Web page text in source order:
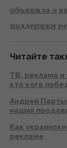
объявила о
поддержки
Читайте
ТВ, реклама и
кто кого
Андрей
наших
Как
рекламе